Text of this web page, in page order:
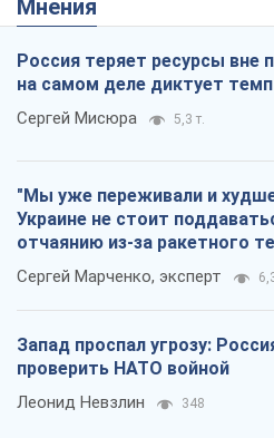
Мнения
Россия теряет ресурсы вне
на самом деле диктует
Сергей Мисюра 5,3 т.
"Мы уже переживали и
Украине не стоит
отчаянию из-за ракетного
Сергей Марченко, эксперт
Запад проспал угрозу:
проверить НАТО войной
Леонид Невзлин 348